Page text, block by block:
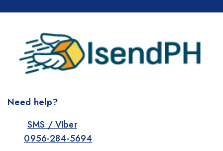
Need help?
SMS / VIber
0956-284-5694